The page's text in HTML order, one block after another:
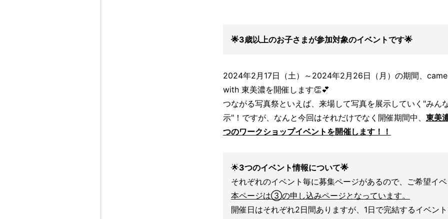
🌟3歳以上のお子さまが参加対象のイベントです🌟
2024年2月17日（土）～2024年2月26日（月）の期間、
with 東美濃を開催します👏💕
つながる写真祭といえば、来場して写真を展示していく"みん
示"！ですが、なんと今回はそれだけでなく開催期間中、 東美
つのワークショップイベントを開催します！！
🌟3つのイベント情報について🌟
それぞれのイベント毎に募集ページがあるので、ご希望イ
本ページは③の申し込みページとなっています。
開催日はそれぞれ2日間ありますが、1日で完結するイベン